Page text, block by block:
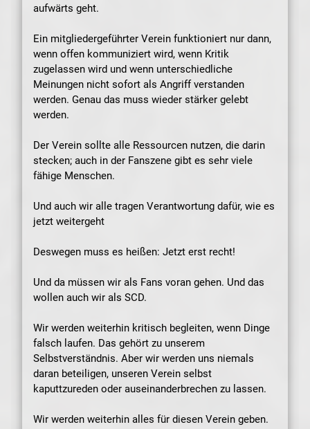
aufwärts geht.
Ein mitgliedergeführter Verein funktioniert nur dann,
wenn offen kommuniziert wird, wenn Kritik
zugelassen wird und wenn unterschiedliche
Meinungen nicht sofort als Angriff verstanden
werden. Genau das muss wieder stärker gelebt
werden.
Der Verein sollte alle Ressourcen nutzen, die darin
stecken; auch in der Fanszene gibt es sehr viele
fähige Menschen.
Und auch wir alle tragen Verantwortung dafür, wie es
jetzt weitergeht
Deswegen muss es heißen: Jetzt erst recht!
Und da müssen wir als Fans voran gehen. Und das
wollen auch wir als SCD.
Wir werden weiterhin kritisch begleiten, wenn Dinge
falsch laufen. Das gehört zu unserem
Selbstverständnis. Aber wir werden uns niemals
daran beteiligen, unseren Verein selbst
kaputtzureden oder auseinanderbrechen zu lassen.
Wir werden weiterhin alles für diesen Verein geben.